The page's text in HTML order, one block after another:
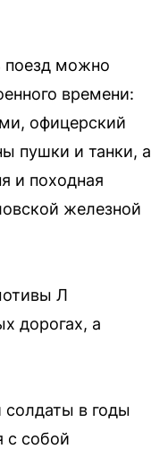
поезд можно
времени:
офицерский
пушки и танки, а
и походная
железной
Л
дорогах, а
в годы
с собой